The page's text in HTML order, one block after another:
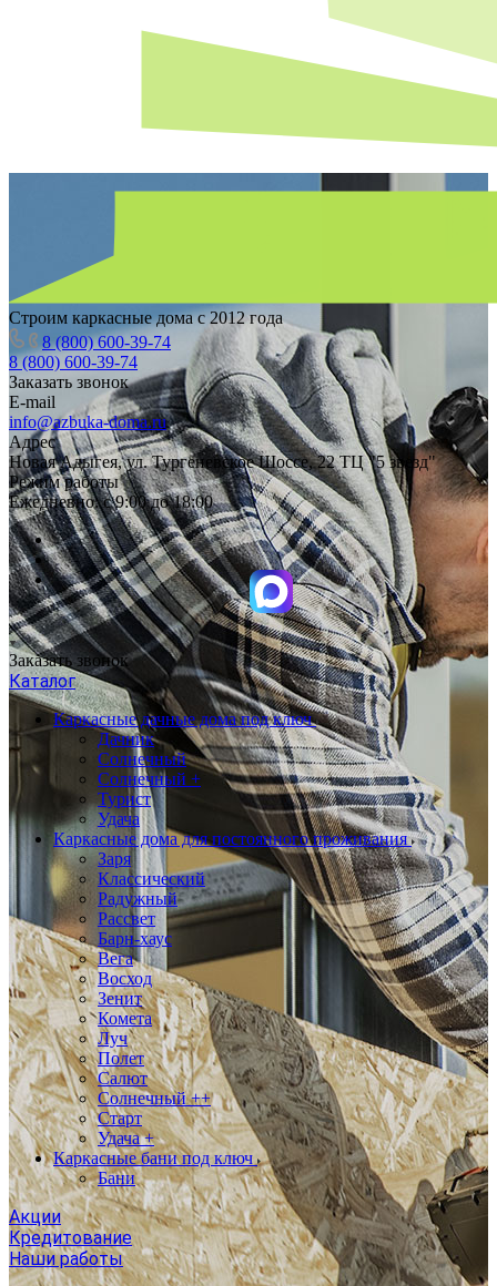
Строим каркасные дома с 2012 года
8 (800) 600-39-74
8 (800) 600-39-74
Заказать звонок
E-mail
info@azbuka-doma.ru
Адрес
Новая Адыгея, ул. Тургеневское Шоссе, 22 ТЦ "5 звезд"
Режим работы
Ежедневно: с 9:00 до 18:00
Заказать звонок
Каталог
Каркасные дачные дома под ключ
Дачник
Солнечный
Солнечный +
Турист
Удача
Каркасные дома для постоянного проживания
Заря
Классический
Радужный
Рассвет
Барн-хаус
Вега
Восход
Зенит
Комета
Луч
Полет
Салют
Солнечный ++
Старт
Удача +
Каркасные бани под ключ
Бани
Акции
Кредитование
Наши работы